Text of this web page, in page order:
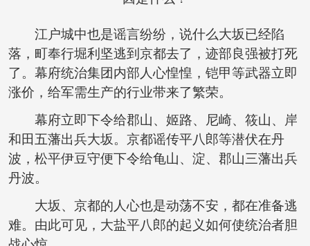
江户城中也是谣言纷纷，说什么大坂已经陷
落，町奉行堀利坚逃到京都去了，迹部良强被打死
了。幕府统治集团内部人心惶惶，铠甲等武器立即
涨价，给军需生产的行业带来了繁荣。
幕府立即下令给郡山、姬路、尼崎、筱山、岸
和田五藩出兵大坂。京都谣传平八郎等潜伏在丹
波，松平伊豆守便下令给龟山、淀、郡山三藩出兵
丹波。
大坂、京都的人心也是动荡不安，都在准备逃
难。由此可见，大盐平八郎的起义如何使统治者胆